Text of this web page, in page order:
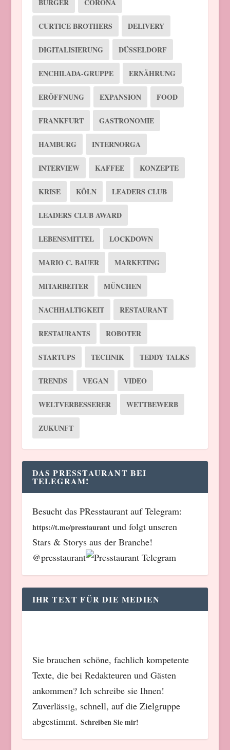
BURGER CORONA
CURTICE BROTHERS DELIVERY
DIGITALISIERUNG DÜSSELDORF
ENCHILADA-GRUPPE ERNÄHRUNG
ERÖFFNUNG EXPANSION FOOD
FRANKFURT GASTRONOMIE
HAMBURG INTERNORGA
INTERVIEW KAFFEE KONZEPTE
KRISE KÖLN LEADERS CLUB
LEADERS CLUB AWARD
LEBENSMITTEL LOCKDOWN
MARIO C. BAUER MARKETING
MITARBEITER MÜNCHEN
NACHHALTIGKEIT RESTAURANT
RESTAURANTS ROBOTER
STARTUPS TECHNIK TEDDY TALKS
TRENDS VEGAN VIDEO
WELTVERBESSERER WETTBEWERB
ZUKUNFT
DAS PRESSTAURANT BEI
TELEGRAM!
Besucht das PResstaurant auf Telegram:
https://t.me/presstaurantund folgt unseren
Stars & Storys aus der Branche!
@presstaurant
IHR TEXT FÜR DIE MEDIEN
Sie brauchen schöne, fachlich kompetente
Texte, die bei Redakteuren und Gästen
ankommen? Ich schreibe sie Ihnen!
Zuverlässig, schnell, auf die Zielgruppe
abgestimmt. Schreiben Sie mir!